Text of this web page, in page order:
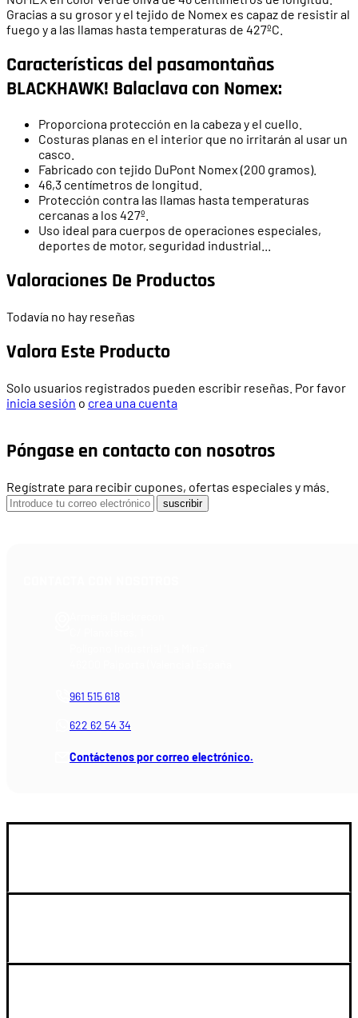
Gracias a su grosor y el tejido de Nomex es capaz de resistir al
fuego y a las llamas hasta temperaturas de 427ºC.
Características del pasamontañas
BLACKHAWK! Balaclava con Nomex:
Proporciona protección en la cabeza y el cuello.
Costuras planas en el interior que no irritarán al usar un
casco.
Fabricado con tejido DuPont Nomex (200 gramos).
46,3 centímetros de longitud.
Protección contra las llamas hasta temperaturas
cercanas a los 427º.
Uso ideal para cuerpos de operaciones especiales,
deportes de motor, seguridad industrial...
Valoraciones De Productos
Todavía no hay reseñas
Valora Este Producto
Solo usuarios registrados pueden escribir reseñas. Por favor
inicia sesión o crea una cuenta
Póngase en contacto con nosotros
Regístrate para recibir cupones, ofertas especiales y más.
suscribir
961 515 618
622 62 54 34
Contáctenos por correo electrónico.